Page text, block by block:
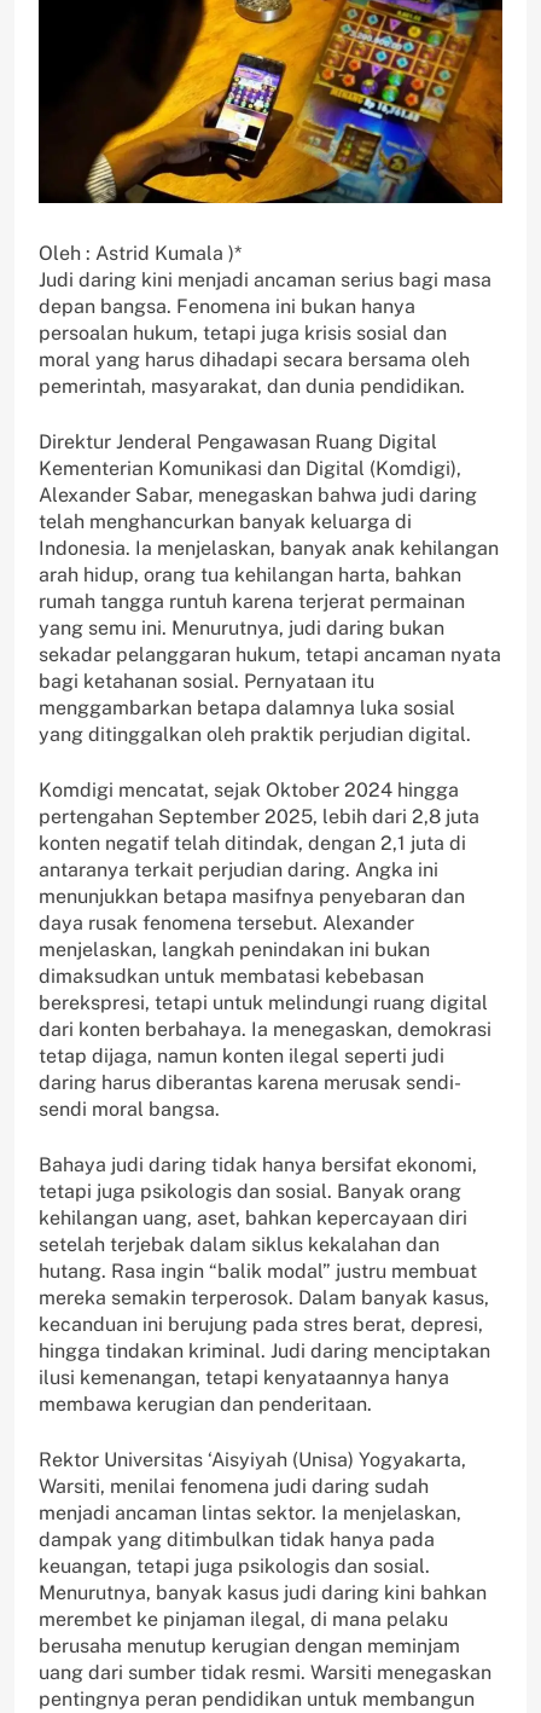
Oleh : Astrid Kumala )*
Judi daring kini menjadi ancaman serius bagi masa
depan bangsa. Fenomena ini bukan hanya
persoalan hukum, tetapi juga krisis sosial dan
moral yang harus dihadapi secara bersama oleh
pemerintah, masyarakat, dan dunia pendidikan.
Direktur Jenderal Pengawasan Ruang Digital
Kementerian Komunikasi dan Digital (Komdigi),
Alexander Sabar, menegaskan bahwa judi daring
telah menghancurkan banyak keluarga di
Indonesia. Ia menjelaskan, banyak anak kehilangan
arah hidup, orang tua kehilangan harta, bahkan
rumah tangga runtuh karena terjerat permainan
yang semu ini. Menurutnya, judi daring bukan
sekadar pelanggaran hukum, tetapi ancaman nyata
bagi ketahanan sosial. Pernyataan itu
menggambarkan betapa dalamnya luka sosial
yang ditinggalkan oleh praktik perjudian digital.
Komdigi mencatat, sejak Oktober 2024 hingga
pertengahan September 2025, lebih dari 2,8 juta
konten negatif telah ditindak, dengan 2,1 juta di
antaranya terkait perjudian daring. Angka ini
menunjukkan betapa masifnya penyebaran dan
daya rusak fenomena tersebut. Alexander
menjelaskan, langkah penindakan ini bukan
dimaksudkan untuk membatasi kebebasan
berekspresi, tetapi untuk melindungi ruang digital
dari konten berbahaya. Ia menegaskan, demokrasi
tetap dijaga, namun konten ilegal seperti judi
daring harus diberantas karena merusak sendi-
sendi moral bangsa.
Bahaya judi daring tidak hanya bersifat ekonomi,
tetapi juga psikologis dan sosial. Banyak orang
kehilangan uang, aset, bahkan kepercayaan diri
setelah terjebak dalam siklus kekalahan dan
hutang. Rasa ingin “balik modal” justru membuat
mereka semakin terperosok. Dalam banyak kasus,
kecanduan ini berujung pada stres berat, depresi,
hingga tindakan kriminal. Judi daring menciptakan
ilusi kemenangan, tetapi kenyataannya hanya
membawa kerugian dan penderitaan.
Rektor Universitas ‘Aisyiyah (Unisa) Yogyakarta,
Warsiti, menilai fenomena judi daring sudah
menjadi ancaman lintas sektor. Ia menjelaskan,
dampak yang ditimbulkan tidak hanya pada
keuangan, tetapi juga psikologis dan sosial.
Menurutnya, banyak kasus judi daring kini bahkan
merembet ke pinjaman ilegal, di mana pelaku
berusaha menutup kerugian dengan meminjam
uang dari sumber tidak resmi. Warsiti menegaskan
pentingnya peran pendidikan untuk membangun